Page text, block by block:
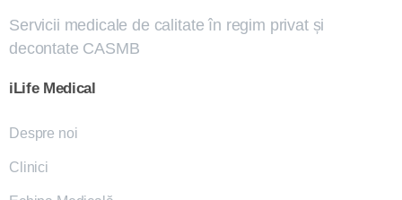
Servicii medicale de calitate în regim privat și
decontate CASMB
iLife Medical
Despre noi
Clinici